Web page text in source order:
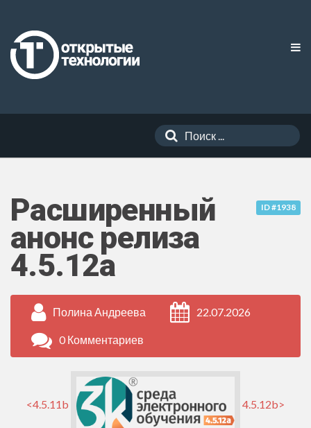
ID #1938
Расширенный
анонс релиза
4.5.12a
Полина Андреева 22.07.2026
0 Комментариев
<4.5.11b 4.5.12b>